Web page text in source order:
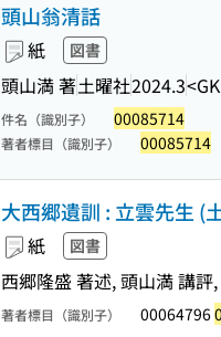
頭山翁清話
紙 図書
頭山満 著土曜社2024.3
件名（識別子） 00085714
著者標目（識別子） 00085714
大西郷遺訓 : 立雲先生 (
紙 図書
西郷隆盛 著述, 頭山満 講評
著者標目（識別子） 00064796